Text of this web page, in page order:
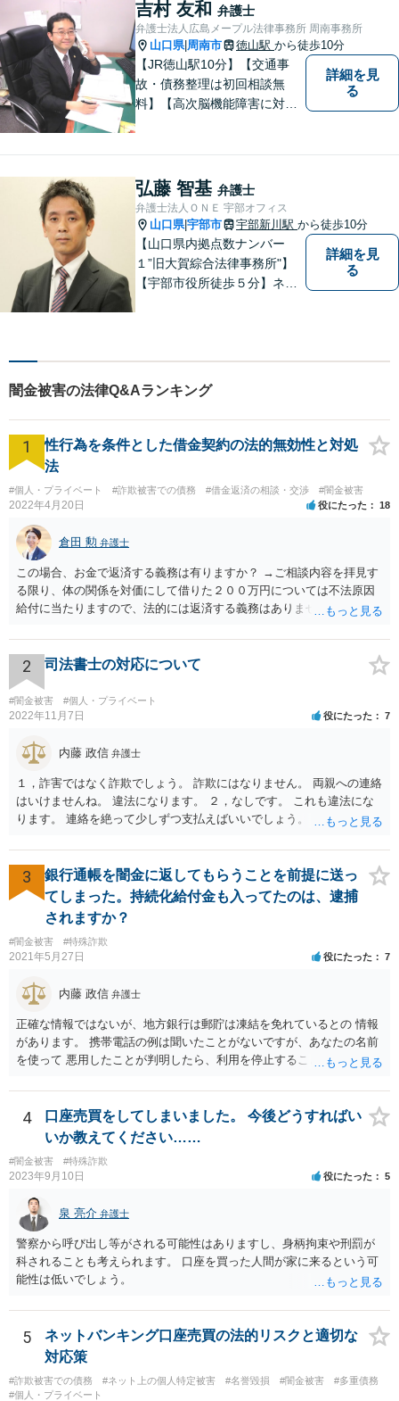
吉村 友和 弁護士
弁護士法人広島メープル法律事務所 周南事務所
山口県| 周南市 徳山駅 から徒歩10分
【JR徳山駅10分】【交通事
故・債務整理は初回相談無
料】【高次脳機能障害に対応
トナー」として、お客さまに
寄り添いますので、お気軽に
ご相談ください。
詳細を見
る
弘藤 智基 弁護士
弁護士法人ＯＮＥ 宇部オフィス
山口県|宇部市 宇部新川駅 から徒歩10分
【山口県内拠点数ナンバー
１”旧大賀綜合法律事務所"】
【宇部市役所徒歩５分】ネッ
相談ください。
詳細を見
る
闇金被害の法律Q&Aランキング
1
性行為を条件とした借金契約の法的無効性と対処
法
#個人・プライベート #詐欺被害での債務 #借金返済の相談・交渉 #闇金被害
2022年4月20日 役にたった 18
倉田 勲 弁護士
この場合、お金で返済する義務は有りますか？ →ご相談内容を拝見す
る限り、体の関係を対価にして借りた２００万円については不法原因
給付に当たりますので、法的には返済する義務はありません。家族に
をお勧めします。
2 司法書士の対応について
#闇金被害 #個人・プライベート
2022年11月7日 役にたった 7
内藤 政信 弁護士
１，詐害ではなく詐欺でしょう。 詐欺にはなりません。 両親への連絡
はいけませんね。 違法になります。 ２，なしです。 これも違法にな
ります。 連絡を絶って少しずつ支払えばいいでしょう。
3
銀行通帳を闇金に返してもらうことを前提に送っ
てしまった。持続化給付金も入ってたのは、逮捕
されますか？
#闇金被害 #特殊詐欺
2021年5月27日 役にたった 7
内藤 政信 弁護士
正確な情報ではないが、地方銀行は郵貯は凍結を免れているとの 情報
があります。 携帯電話の例は聞いたことがないですが、あなたの名前
を使って 悪用したことが判明したら、利用を停止することもあるでし
4
口座売買をしてしまいました。 今後どうすればい
いか教えてください……
#闇金被害 #特殊詐欺
2023年9月10日 役にたった 5
泉 亮介 弁護士
警察から呼び出し等がされる可能性はありますし、身柄拘束や刑罰が
科されることも考えられます。 口座を買った人間が家に来るという可
能性は低いでしょう。
5
ネットバンキング口座売買の法的リスクと適切な
対応策
#詐欺被害での債務 #ネット上の個人特定被害 #名誉毀損 #闇金被害
#多重債務
#個人・プライベート